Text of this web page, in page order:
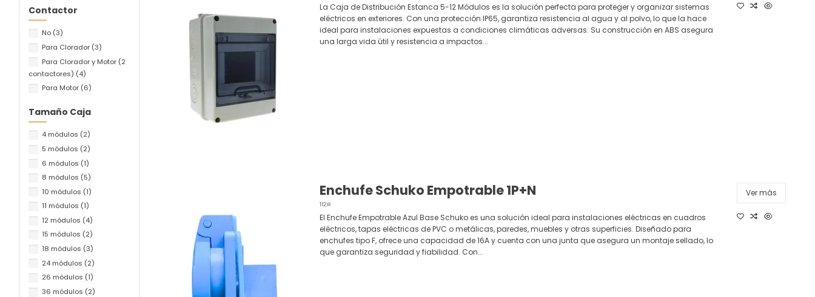
La Caja de Distribución Estanca 5-12 Módulos es la solución perfecta para proteger y organizar sistemas
eléctricos en exteriores. Con una protección IP65, garantiza resistencia al agua y al polvo, lo que la hace
ideal para instalaciones expuestas a condiciones climáticas adversas. Su construcción en ABS asegura
una larga vida útil y resistencia a impactos...
Enchufe Schuko Empotrable 1P+N
112R
El Enchufe Empotrable Azul Base Schuko es una solución ideal para instalaciones eléctricas en cuadros
eléctricos, tapas eléctricas de PVC o metálicas, paredes, muebles y otras superficies. Diseñado para
enchufes tipo F, ofrece una capacidad de 16A y cuenta con una junta que asegura un montaje sellado, lo
que garantiza seguridad y fiabilidad. Con...
Ver más
Contactor
No (3)
Para Clorador (3)
Para Clorador y Motor (2
contactores) (4)
Para Motor (6)
Tamaño Caja
4 módulos (2)
5 módulos (2)
6 módulos (1)
8 módulos (5)
10 módulos (1)
11 módulos (1)
12 módulos (4)
15 módulos (2)
18 módulos (3)
24 módulos (2)
26 módulos (1)
36 módulos (2)